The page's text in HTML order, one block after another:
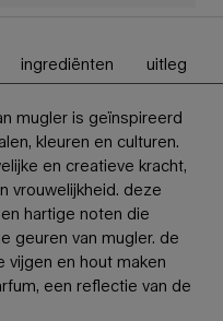
ingrediënten uitleg
mugler is geïnspireerd
kleuren en culturen.
en creatieve kracht,
vrouwelijkheid. deze
hartige noten die
geuren van mugler. de
vijgen en hout maken
een reflectie van de